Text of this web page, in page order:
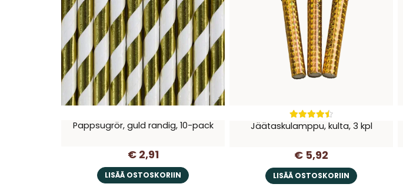
Pappsugrör, guld randig, 10-pack
€ 2,91
LISÄÄ OSTOSKORIIN
Jäätaskulamppu, kulta, 3 kpl
€ 5,92
LISÄÄ OSTOSKORIIN